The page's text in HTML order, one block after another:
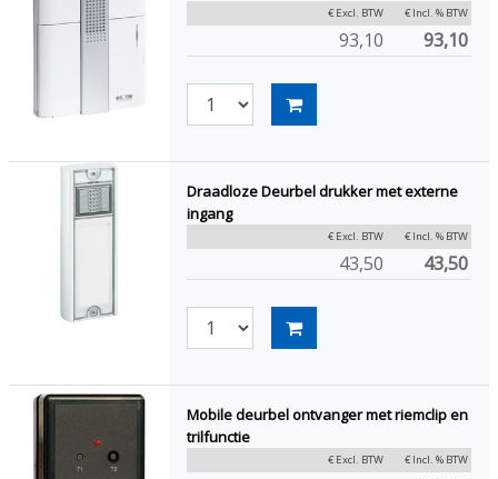
€ Excl. BTW € Incl. % BTW
93,10 93,10
Draadloze Deurbel drukker met externe
ingang
€ Excl. BTW € Incl. % BTW
43,50 43,50
Mobile deurbel ontvanger met riemclip en
trilfunctie
€ Excl. BTW € Incl. % BTW